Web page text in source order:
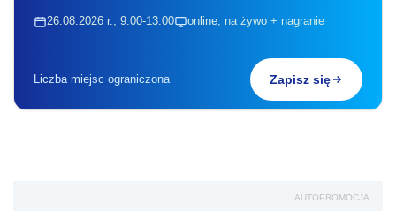
26.08.2026 r., 9:00-13:00 online, na żywo + nagranie
Liczba miejsc ograniczona Zapisz się
AUTOPROMOCJA